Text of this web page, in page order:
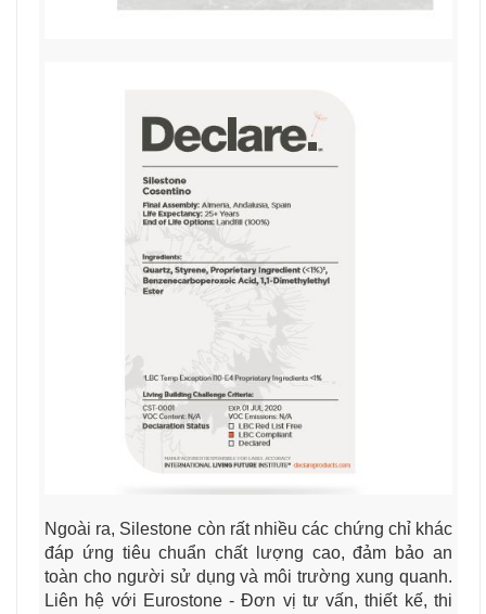
Ngoài ra, Silestone còn rất nhiều các chứng chỉ khác
đáp ứng tiêu chuẩn chất lượng cao, đảm bảo an
toàn cho người sử dụng và môi trường xung quanh.
Liên hệ với Eurostone - Đơn vị tư vấn, thiết kế, thi